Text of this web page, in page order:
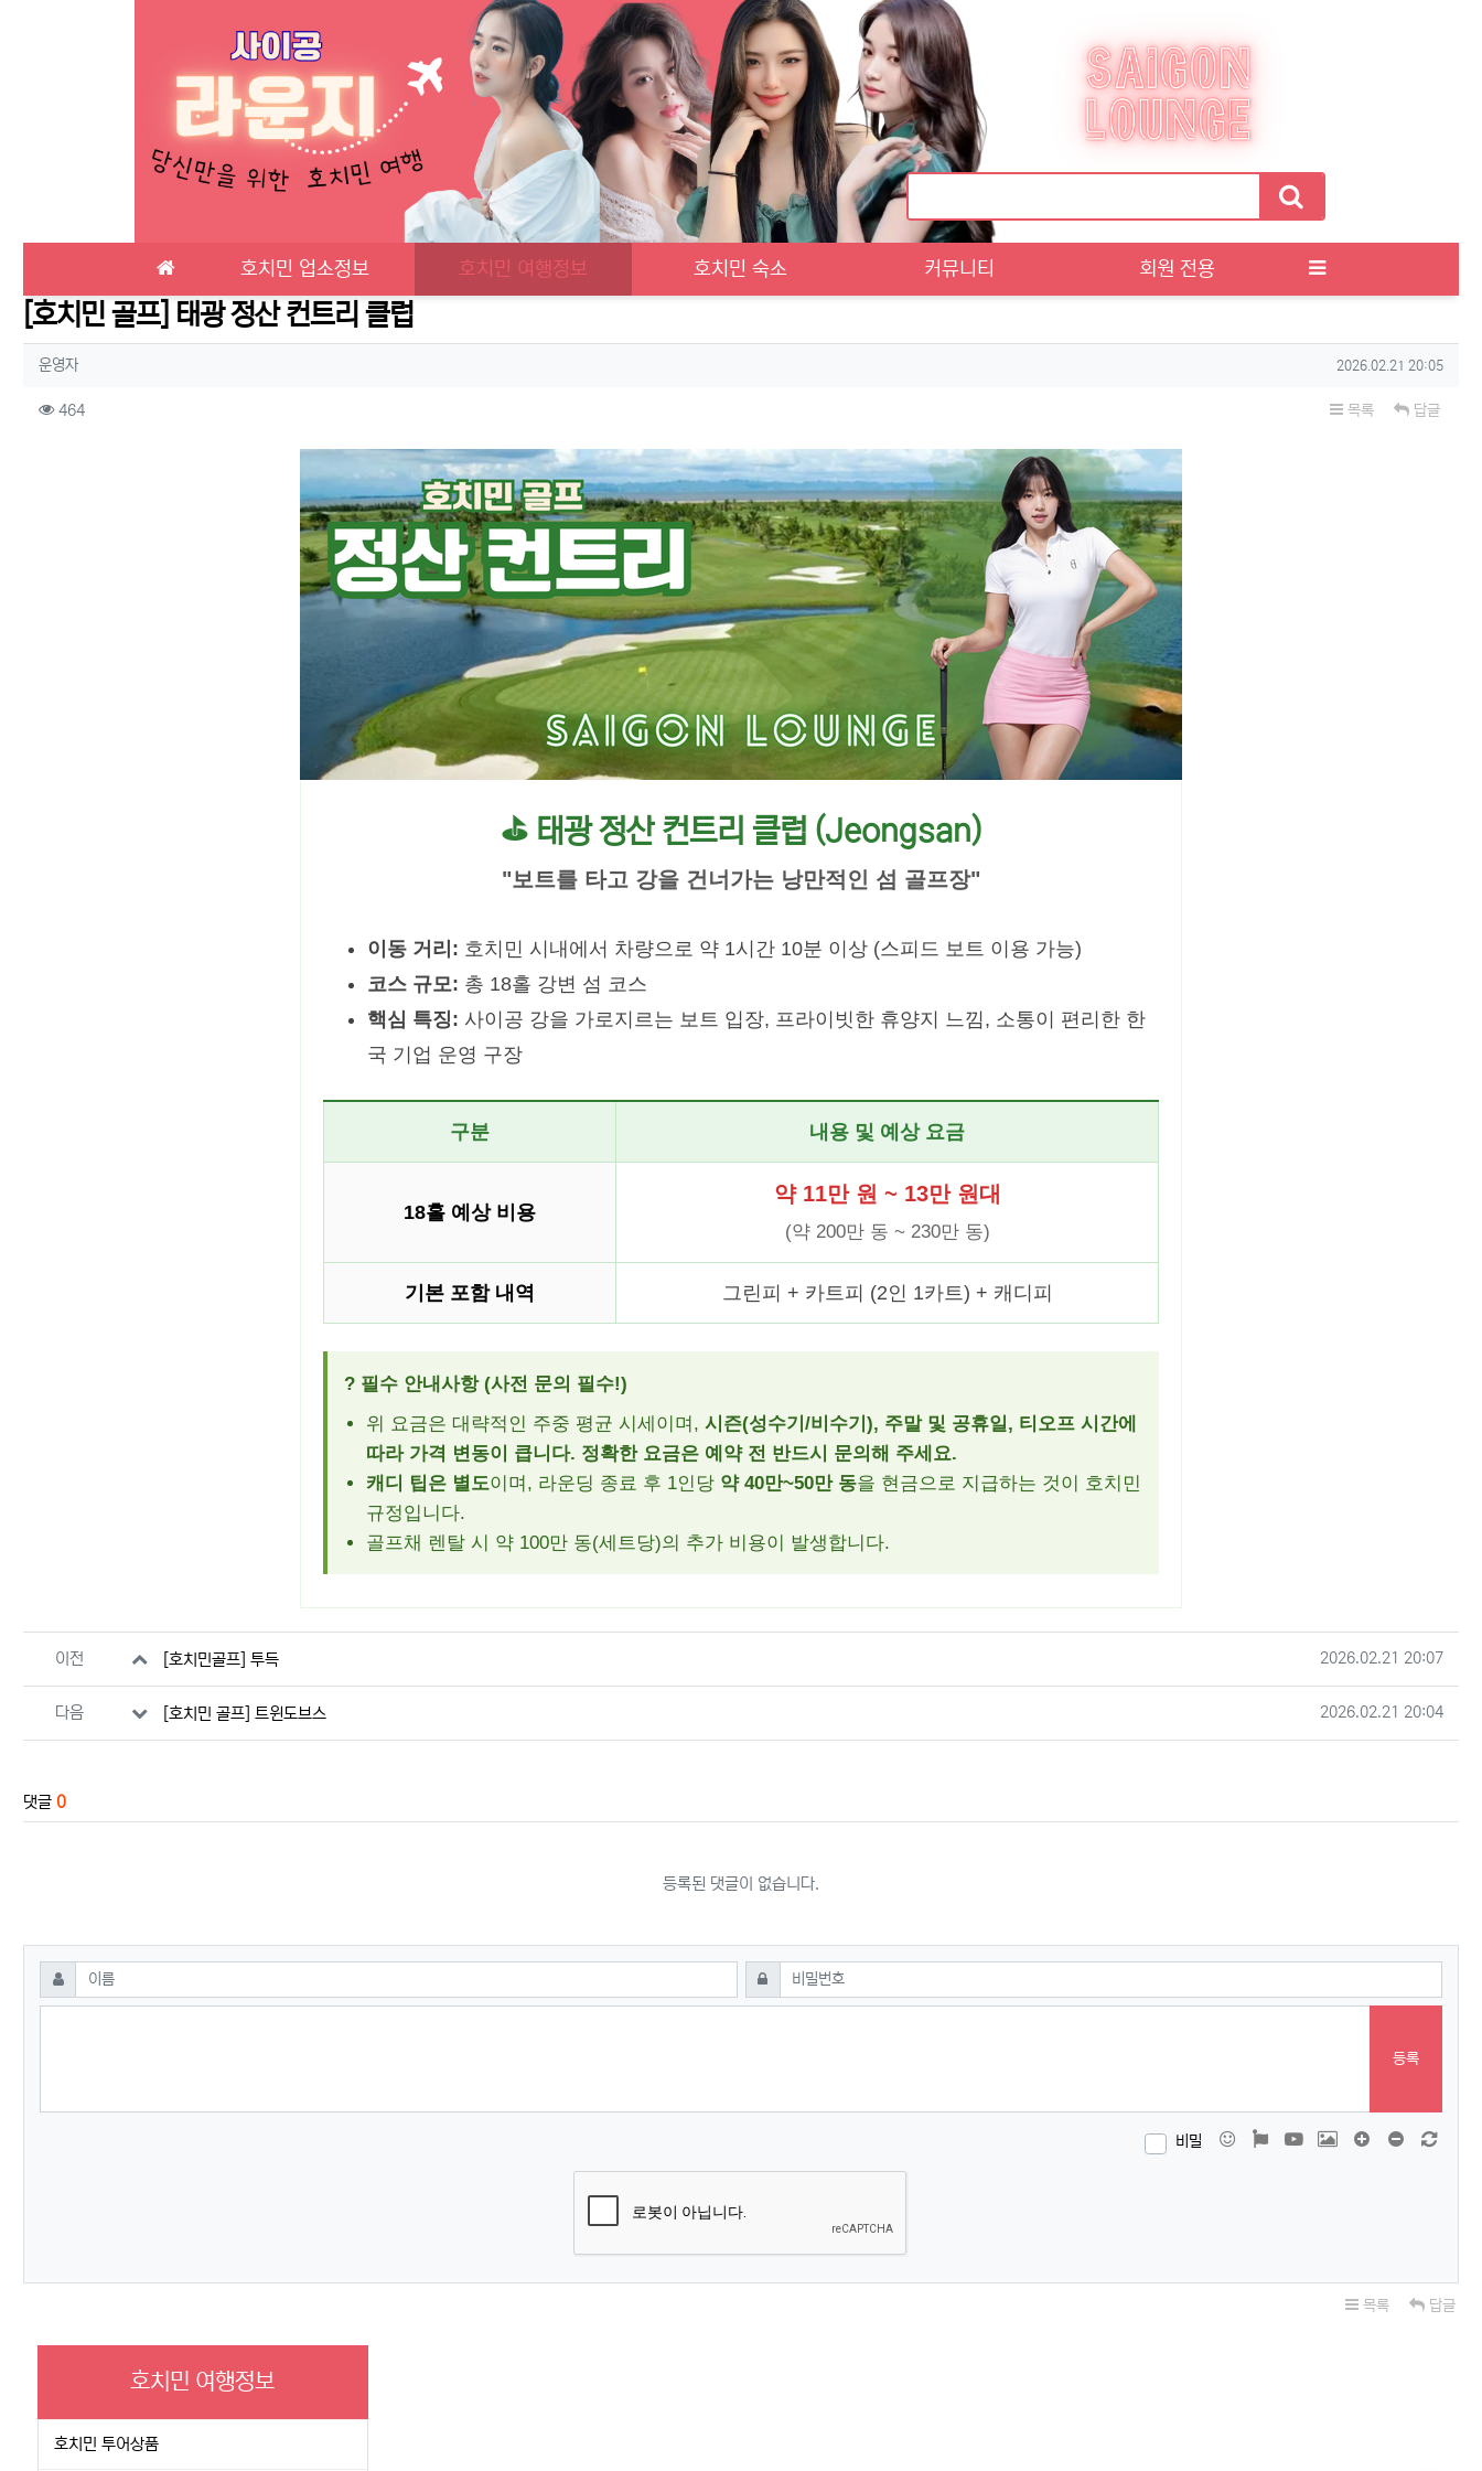
호치민 업소정보 호치민 여행정보 호치민 숙소 커뮤니티 회원 전용
[호치민 골프] 태광 정산 컨트리 클럽
작성자 정보
운영자작성 작성일
2026.02.21 20:05
컨텐츠 정보
464조회 목록 답글
⛳ 태광 정산 컨트리 클럽 (Jeongsan)
"보트를 타고 강을 건너가는 낭만적인 섬 골프장"
이동 거리: 호치민 시내에서 차량으로 약 1시간 10분 이상 (스피드 보트 이용 가능)
코스 규모: 총 18홀 강변 섬 코스
핵심 특징: 사이공 강을 가로지르는 보트 입장, 프라이빗한 휴양지 느낌, 소통이 편리한 한
국 기업 운영 구장
구분 내용 및 예상 요금
18홀 예상 비용
약 11만 원 ~ 13만 원대
(약 200만 동 ~ 230만 동)
기본 포함 내역 그린피 + 카트피 (2인 1카트) + 캐디피
? 필수 안내사항 (사전 문의 필수!)
위 요금은 대략적인 주중 평균 시세이며, 시즌(성수기/비수기), 주말 및 공휴일, 티오프 시간에
따라 가격 변동이 큽니다. 정확한 요금은 예약 전 반드시 문의해 주세요.
캐디 팁은 별도이며, 라운딩 종료 후 1인당 약 40만~50만 동을 현금으로 지급하는 것이 호치민
규정입니다.
골프채 렌탈 시 약 100만 동(세트당)의 추가 비용이 발생합니다.
관련자료
이전 [호치민골프] 투득 작성일
2026.02.21 20:07
다음 [호치민 골프] 트윈도브스 작성일
2026.02.21 20:04
댓글 0
등록된 댓글이 없습니다.
댓글쓰기
이름 필수 비밀번호필수
등록
비밀 이모티콘폰트어썸동영상 이미지 댓글창 늘이기댓글창 줄이
목록 답글
호치민 여행정보
호치민 투어상품